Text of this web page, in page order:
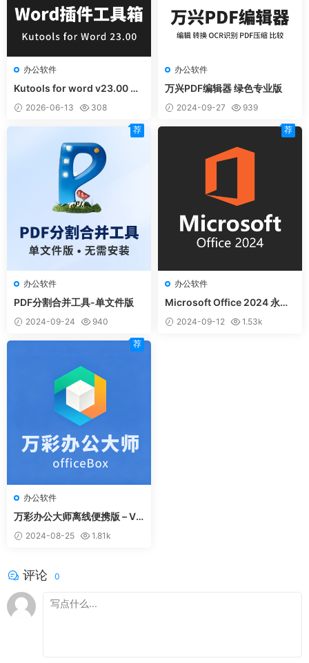
办公软件
Kutools for word v23.00 免
费版 | Word 办公插件工具箱
2026-06-13 308
办公软件
万兴PDF编辑器 绿色专业版
2024-09-27 939
办公软件
PDF分割合并工具-单文件版
2024-09-24 940
荐
办公软件
Microsoft Office 2024 永久
激活精简绿化版
2024-09-12 1.53k
荐
办公软件
万彩办公大师离线便携版 – V3.
1.2 2024-08-25 1.81k
荐
评论 0